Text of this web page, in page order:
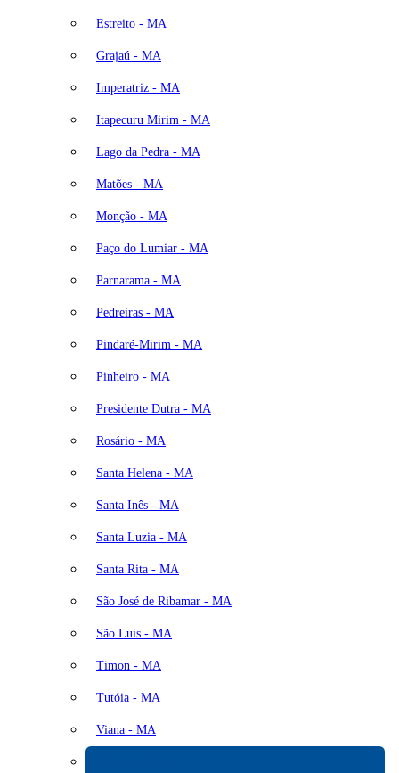
Estreito - MA
Grajaú - MA
Imperatriz - MA
Itapecuru Mirim - MA
Lago da Pedra - MA
Matões - MA
Monção - MA
Paço do Lumiar - MA
Parnarama - MA
Pedreiras - MA
Pindaré-Mirim - MA
Pinheiro - MA
Presidente Dutra - MA
Rosário - MA
Santa Helena - MA
Santa Inês - MA
Santa Luzia - MA
Santa Rita - MA
São José de Ribamar - MA
São Luís - MA
Timon - MA
Tutóia - MA
Viana - MA